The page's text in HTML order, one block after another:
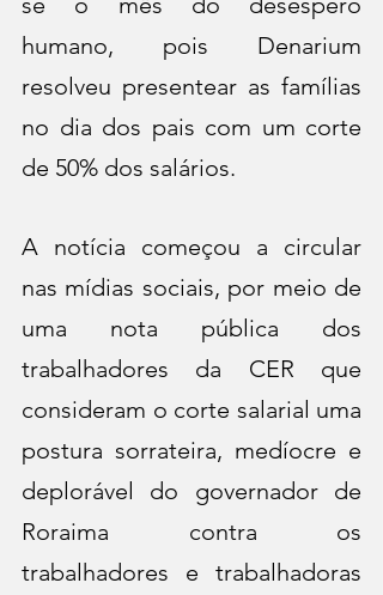
humano, pois Denarium
resolveu presentear as famílias
no dia dos pais com um corte
de 50% dos salários.
A notícia começou a circular
nas mídias sociais, por meio de
uma nota pública dos
trabalhadores da CER que
consideram o corte salarial uma
postura sorrateira, medíocre e
deplorável do governador de
Roraima contra os
trabalhadores e trabalhadoras